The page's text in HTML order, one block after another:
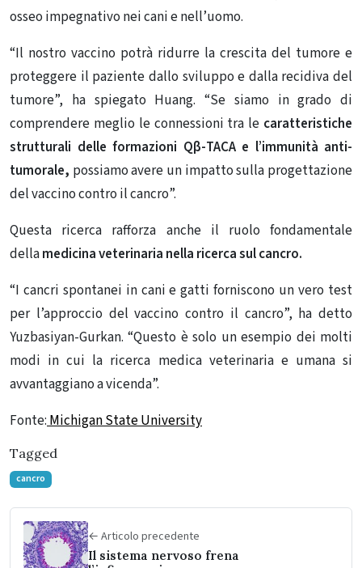
osseo impegnativo nei cani e nell’uomo.
“Il nostro vaccino potrà ridurre la crescita del tumore e
proteggere il paziente dallo sviluppo e dalla recidiva del
tumore”, ha spiegato Huang. “Se siamo in grado di
comprendere meglio le connessioni tra le caratteristiche
strutturali delle formazioni Qβ-TACA e l’immunità anti-
tumorale, possiamo avere un impatto sulla progettazione
del vaccino contro il cancro”.
Questa ricerca rafforza anche il ruolo fondamentale
dellamedicina veterinaria nella ricerca sul cancro.
“I cancri spontanei in cani e gatti forniscono un vero test
per l’approccio del vaccino contro il cancro”, ha detto
Yuzbasiyan-Gurkan. “Questo è solo un esempio dei molti
modi in cui la ricerca medica veterinaria e umana si
avvantaggiano a vicenda”.
Fonte:Michigan State University
Tagged
cancro
← Articolo precedente
Il sistema nervoso frena